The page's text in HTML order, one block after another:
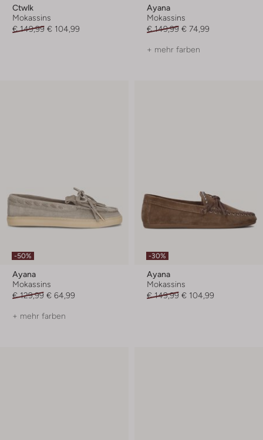
Ctwlk
Mokassins
€ 149,99 € 104,99
Ayana
Mokassins
€ 149,99 € 74,99
+ mehr farben
-50%
Ayana
Mokassins
€ 129,99 € 64,99
+ mehr farben
-30%
Ayana
Mokassins
€ 149,99 € 104,99